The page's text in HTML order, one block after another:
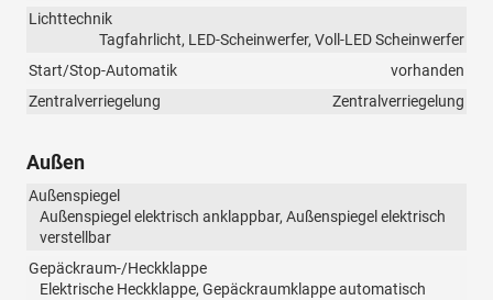
Lichttechnik
Tagfahrlicht, LED-Scheinwerfer, Voll-LED Scheinwerfer
Start/Stop-Automatik
vorhanden
Zentralverriegelung
Zentralverriegelung
Außen
Außenspiegel
Außenspiegel elektrisch anklappbar, Außenspiegel elektrisch
verstellbar
Gepäckraum-/Heckklappe
Elektrische Heckklappe, Gepäckraumklappe automatisch